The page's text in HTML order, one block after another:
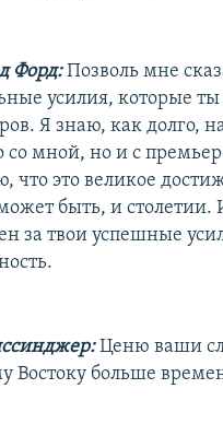
Форд:Позволь мне
усилия, которые
Я знаю, как долго,
со мной, но и с
что это великое
быть, и столетии.
за твои успешные
Ценю ваши
Востоку больше